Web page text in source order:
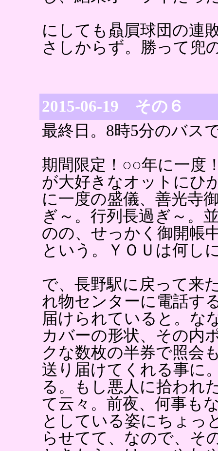
にしても贔屓球団の連
さしからず。勝って兜
2015-06-19 その６
最終日。8時5分のバス
期間限定！○○年に一度
が大好きなオットにひ
に一度の盛儀、善光寺
ぎ～。行列長過ぎ～。
のの、せっかく御開帳
という。ＹＯＵは何し
で、長野駅に戻って来
れ物センターに電話す
届けられていると。な
カバーの形状、その内
クな数枚の半券で照会
送り届けてくれる事に
る。もし悪人に拾われ
て云々。前夜、何事も
としている姿にちょっ
らせてて、なので、そ